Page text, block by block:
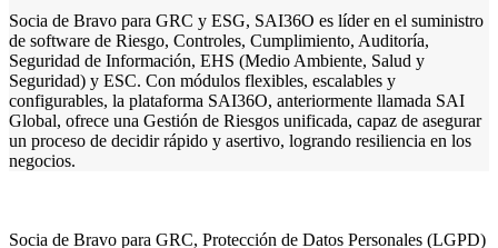
Socia de Bravo para GRC y ESG, SAI36O es líder en el suministro
de software de Riesgo, Controles, Cumplimiento, Auditoría,
Seguridad de Información, EHS (Medio Ambiente, Salud y
Seguridad) y ESC. Con módulos flexibles, escalables y
configurables, la plataforma SAI36O, anteriormente llamada SAI
Global, ofrece una Gestión de Riesgos unificada, capaz de asegurar
un proceso de decidir rápido y asertivo, logrando resiliencia en los
negocios.
Socia de Bravo para GRC, Protección de Datos Personales (LGPD)